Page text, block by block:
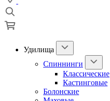
Удилища
Спиннинги
Классические
Кастинговые
Болонские